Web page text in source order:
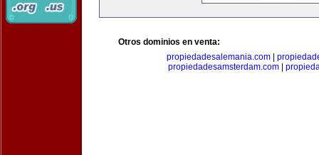
Otros dominios en venta:
propiedadesalemania.com
propiedadesamsterdam.com|